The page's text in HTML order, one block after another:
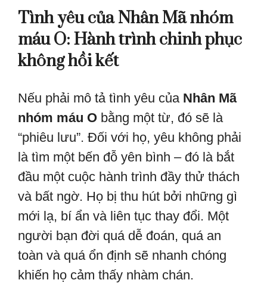
Tình yêu của Nhân Mã nhóm
máu O: Hành trình chinh phục
không hồi kết
Nếu phải mô tả tình yêu của Nhân Mã
nhóm máu O bằng một từ, đó sẽ là
“phiêu lưu”. Đối với họ, yêu không phải
là tìm một bến đỗ yên bình – đó là bắt
đầu một cuộc hành trình đầy thử thách
và bất ngờ. Họ bị thu hút bởi những gì
mới lạ, bí ẩn và liên tục thay đổi. Một
người bạn đời quá dễ đoán, quá an
toàn và quá ổn định sẽ nhanh chóng
khiến họ cảm thấy nhàm chán.